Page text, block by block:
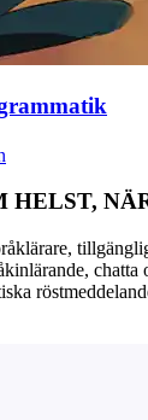
HELST,
chatta